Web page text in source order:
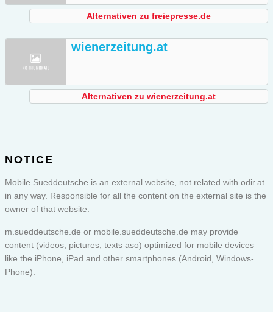
Alternativen zu freiepresse.de
wienerzeitung.at
Alternativen zu wienerzeitung.at
NOTICE
Mobile Sueddeutsche is an external website, not related with odir.at
in any way. Responsible for all the content on the external site is the
owner of that website.
m.sueddeutsche.de or mobile.sueddeutsche.de may provide
content (videos, pictures, texts aso) optimized for mobile devices
like the iPhone, iPad and other smartphones (Android, Windows-
Phone).